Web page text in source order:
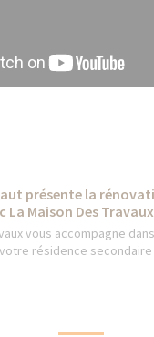
présente la
La Maison Des Travaux
vous accompagne
résidence secondaire